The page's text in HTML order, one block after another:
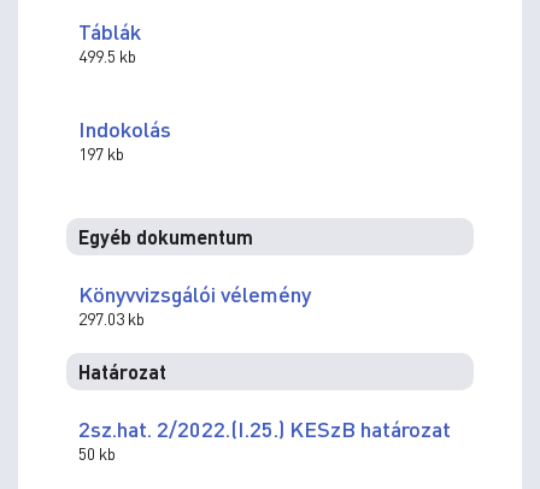
Táblák
499.5 kb
Indokolás
197 kb
Egyéb dokumentum
Könyvvizsgálói vélemény
297.03 kb
Határozat
2sz.hat. 2/2022.(I.25.) KESzB határozat
50 kb